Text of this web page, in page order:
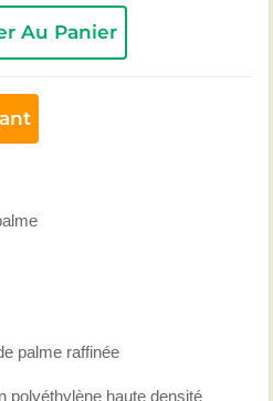
Au Panier
palme raffinée
polyéthylène haute densité